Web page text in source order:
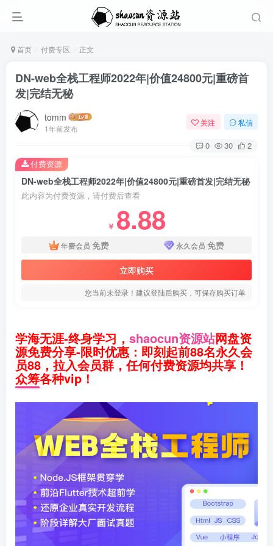
首页 付费专区 正文
DN-web全栈工程师2022年|价值24800元|重磅首
发|完结无秘
tomm
1年前发布
关注 私信
0 30 2
DN-web全栈工程师2022年|价值24800元|重磅首发|完结无秘
此内容为付费资源，请付费后查看
￥ 8.88
年费会员 免费 永久会员 免费
立即购买
您当前未登录！建议登陆后购买，可保存购买订单
付费资源
学海无涯-终身学习， shaocun资源站网盘资
源免费分享-限时优惠：即刻起前88名永久会
员88，拉入会员群，任何付费资源均共享！
众筹各种vip！